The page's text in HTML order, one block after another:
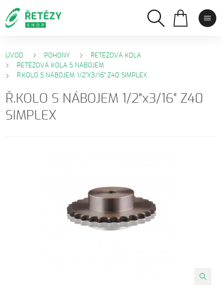
ÚVOD POHONY
ŘETĚZOVÁ KOLA
ŘETĚZOVÁ KOLA S NÁBOJEM
Ř.KOLO S NÁBOJEM 1/2"X3/16" Z40 SIMPLEX
Ř.KOLO S NÁBOJEM 1/2"x3/16" Z40
SIMPLEX